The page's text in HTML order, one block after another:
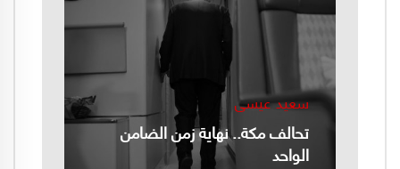
سعيد عيسى
تحالف مكة.. نهاية زمن الضامن
الواحد